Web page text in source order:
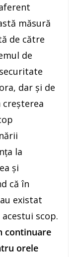
măsură
de către
de
dar şi de
creșterea
la
și
că în
existat
scop.
continuare
orele